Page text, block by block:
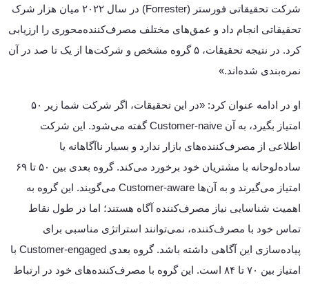
شرکت تحقیقاتی فورستر (Forrester) در سال ۲۰۲۲ میان هزار شرک
تحقیقاتی انجام داد و عمق‌های مختلف مصرف‌کننده‌محوری را ارزیابی
کرد. در نتیجه تحقیقات، ۵ گروه مشخص و شرکت‌ها از یک تا صد در آن
نمره‌بندی شده‌اند.»
او در ادامه عنوان کرد: «در این تحقیقات، اگر شرکت شما زیر ۵۰
امتیاز بگیرد، به آن Customer-naive گفته می‌شود. این شرکت
اطلاعی از مصرف‌کننده‌های بازار ندارد و بسیار ناآگاهانه یا
ساده‌لوحانه با مشتریان خود برخورد می‌کند. گروه بعدی بین ۵۰ تا ۶۹
امتیاز می‌گیرند و به آن‌ها Customer-aware می‌گویند. این گروه به
اهمیت شناسایی نیاز مصرف‌کننده آگاه هستند؛ اما در طول نقاط
تماس خود با مصرف‌کننده، نمی‌توانند استراتژی مناسبی برای
پیاده‌سازی این آگاهی داشته باشد. گروه بعدی Customer-engaged با
امتیاز بین ۷۰ تا ۸۴ است. این گروه با مصرف‌کننده‌های خود در ارتباط